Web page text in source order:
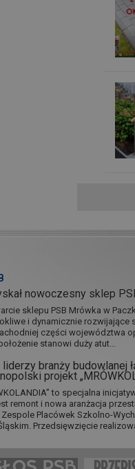
nowoczesny sklep
sklepu PSB Mrówka w
i dynamicznie rozwijające
części województwa
stanowi duży atut...
liderzy branży budowlanej
projekt
to specjalna
remont i nowa aranżacja
Placówek Szkolno-
Przedsięwzięcie